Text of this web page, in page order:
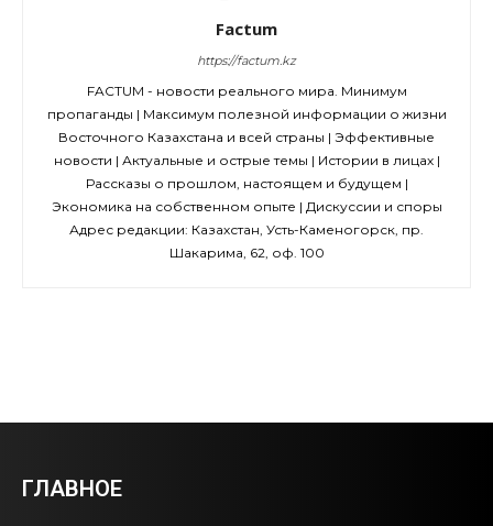
Factum
https://factum.kz
FACTUM - новости реального мира. Минимум
пропаганды | Максимум полезной информации о жизни
Восточного Казахстана и всей страны | Эффективные
новости | Актуальные и острые темы | Истории в лицах |
Рассказы о прошлом, настоящем и будущем |
Экономика на собственном опыте | Дискуссии и споры
Адрес редакции: Казахстан, Усть-Каменогорск, пр.
Шакарима, 62, оф. 100
ГЛАВНОЕ